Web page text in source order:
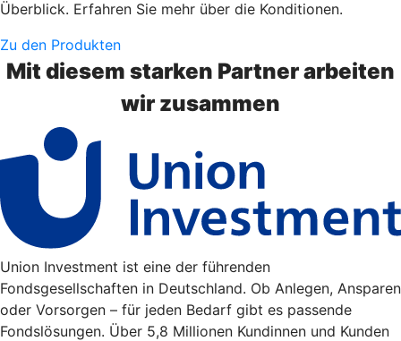
Überblick. Erfahren Sie mehr über die Konditionen.
Zu den Produkten
Mit diesem starken Partner arbeiten
wir zusammen
Union Investment ist eine der führenden
Fondsgesellschaften in Deutschland. Ob Anlegen, Ansparen
oder Vorsorgen – für jeden Bedarf gibt es passende
Fondslösungen. Über 5,8 Millionen Kundinnen und Kunden